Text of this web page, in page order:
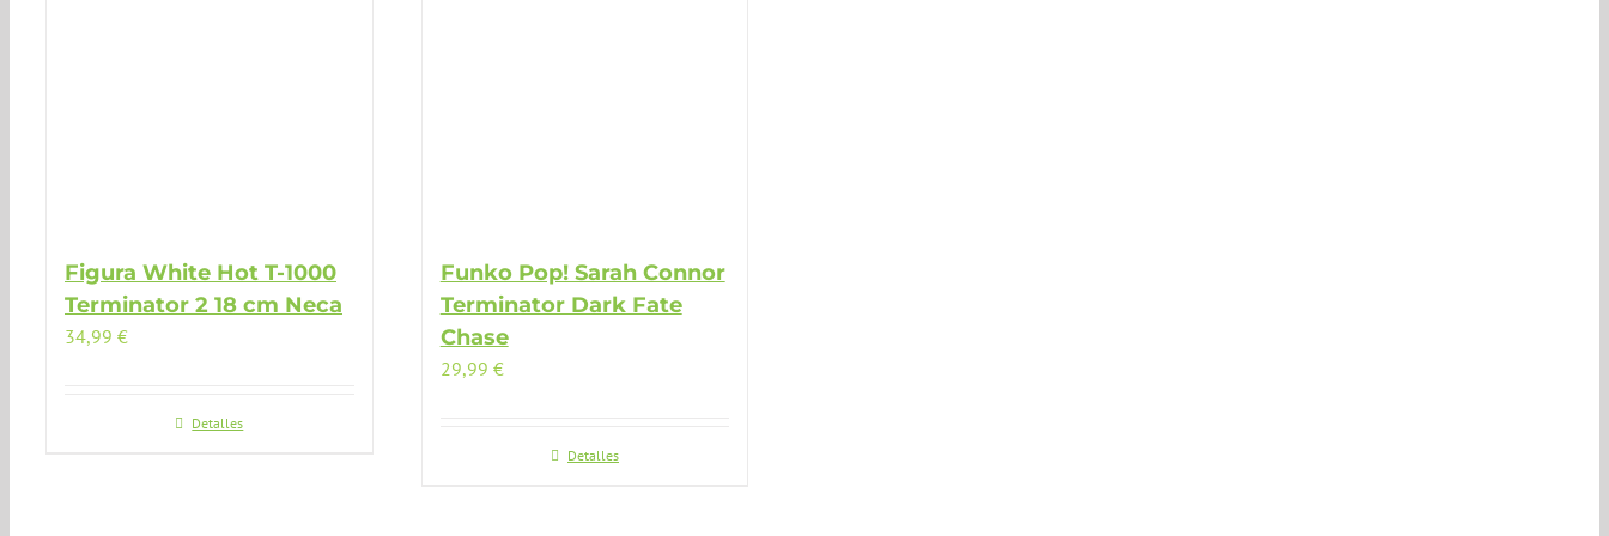
Figura White Hot T-1000
Terminator 2 18 cm Neca
34,99 €
Detalles
Funko Pop! Sarah Connor
Terminator Dark Fate
Chase
29,99 €
Detalles